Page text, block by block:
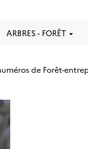
ARBRES - FORÊT
de Forêt-